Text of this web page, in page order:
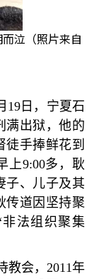
泣（照片来自
19 日，宁夏石
满出狱，他的
手捧鲜花到
上9:00多，耿
子、儿子及其
传道因坚持聚
非法组织聚集
教会， 2011年